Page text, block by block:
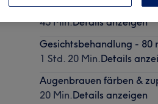
ERGÄNZEND zubuchbar
45 Min.Details anzeigen
Gesichtsbehandlung - 80
1 Std. 20 Min.Details
Augenbrauen färben &
20 Min.Details anzeigen